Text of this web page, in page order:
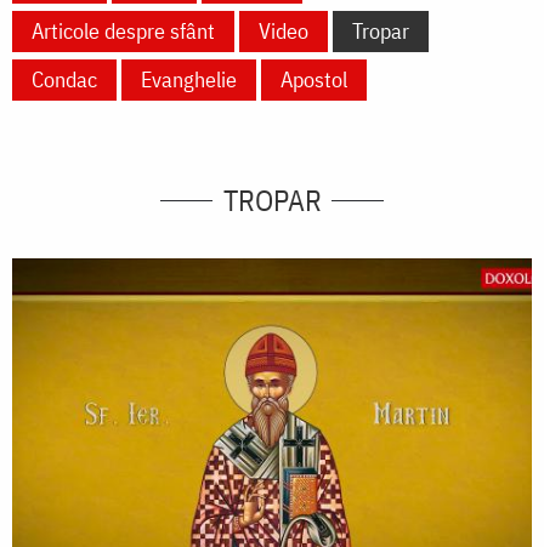
Articole despre sfânt
Video
Tropar
Condac
Evanghelie Apostol
TROPAR